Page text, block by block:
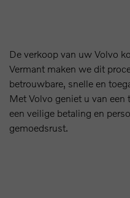
De verkoop van uw Volvo
Vermant maken we dit
betrouwbare, snelle en
Met Volvo geniet u van een
een veilige betaling en
gemoedsrust.